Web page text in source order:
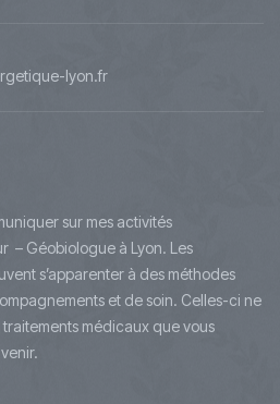
lyon.fr
sur mes activités
– Géobiologue à Lyon. Les
s’apparenter à des méthodes
et de soin. Celles-ci ne
médicaux que vous